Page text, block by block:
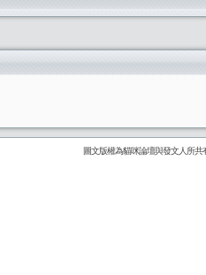
圖文版權為貓咪論壇與發文人所共